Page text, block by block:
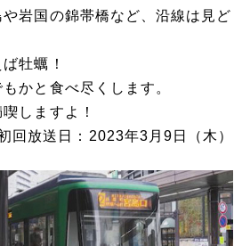
岩国の錦帯橋など、沿線は見ど
牡蠣！
かと食べ尽くします。
しますよ！
回放送日：2023年3月9日（木）